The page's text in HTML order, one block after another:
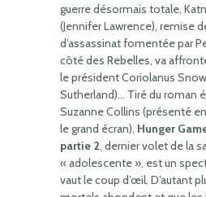
guerre désormais totale,
(Jennifer Lawrence), remise
d’assassinat fomentée par
côté des Rebelles, va
le président Coriolanus
Sutherland)… Tiré du roman
Suzanne Collins (présenté
le grand écran), Hunger
partie 2, dernier volet de la
« adolescente », est un
vaut le coup d’œil. D’autant